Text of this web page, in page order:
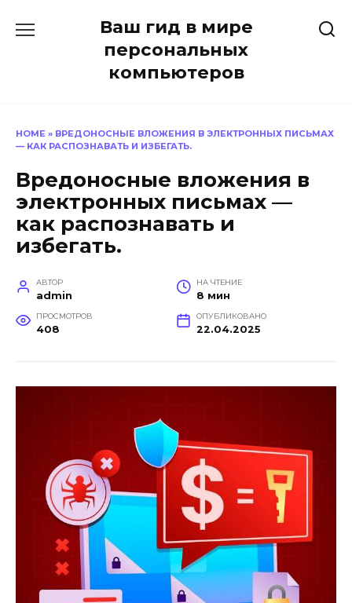
Ваш гид в мире
персональных
компьютеров
HOME » ВРЕДОНОСНЫЕ ВЛОЖЕНИЯ В ЭЛЕКТРОННЫХ ПИСЬМАХ
— КАК РАСПОЗНАВАТЬ И ИЗБЕГАТЬ.
Вредоносные вложения в
электронных письмах —
как распознавать и
избегать.
АВТОР
admin
НА ЧТЕНИЕ
8 мин
ПРОСМОТРОВ
408
ОПУБЛИКОВАНО
22.04.2025